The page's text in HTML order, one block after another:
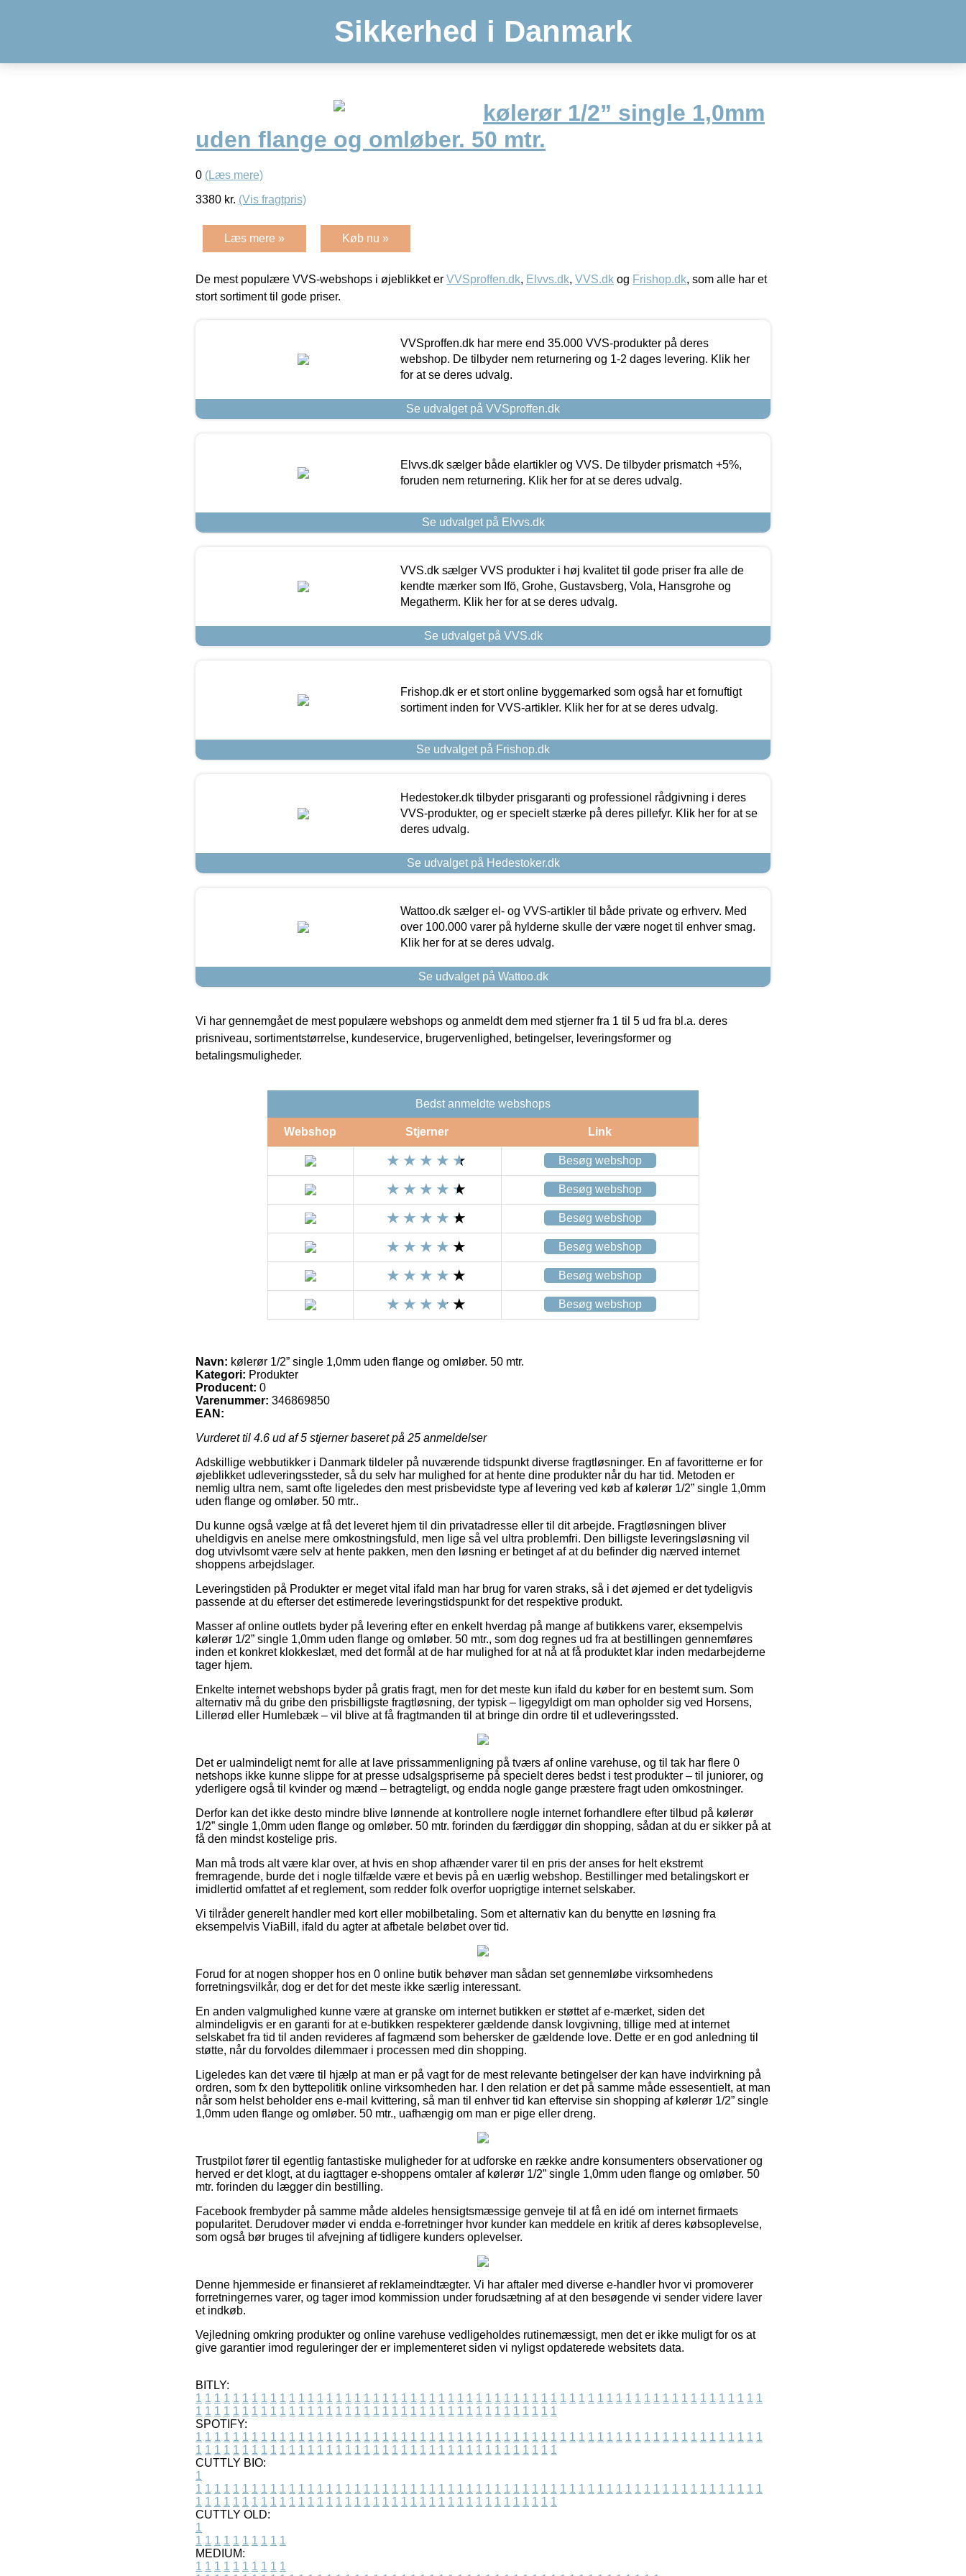
Sikkerhed i Danmark
kølerør 1/2” single 1,0mm
uden flange og omløber. 50 mtr.
0 (Læs mere)
3380 kr. (Vis fragtpris)
Læs mere » Køb nu »
De mest populære VVS-webshops i øjeblikket er VVSproffen.dk, Elvvs.dk, VVS.dk og Frishop.dk, som alle har et
stort sortiment til gode priser.
VVSproffen.dk har mere end 35.000 VVS-produkter på deres
webshop. De tilbyder nem returnering og 1-2 dages levering. Klik her
for at se deres udvalg.
Se udvalget på VVSproffen.dk
Elvvs.dk sælger både elartikler og VVS. De tilbyder prismatch +5%,
foruden nem returnering. Klik her for at se deres udvalg.
Se udvalget på Elvvs.dk
VVS.dk sælger VVS produkter i høj kvalitet til gode priser fra alle de
kendte mærker som Ifö, Grohe, Gustavsberg, Vola, Hansgrohe og
Megatherm. Klik her for at se deres udvalg.
Se udvalget på VVS.dk
Frishop.dk er et stort online byggemarked som også har et fornuftigt
sortiment inden for VVS-artikler. Klik her for at se deres udvalg.
Se udvalget på Frishop.dk
Hedestoker.dk tilbyder prisgaranti og professionel rådgivning i deres
VVS-produkter, og er specielt stærke på deres pillefyr. Klik her for at se
deres udvalg.
Se udvalget på Hedestoker.dk
Wattoo.dk sælger el- og VVS-artikler til både private og erhverv. Med
over 100.000 varer på hylderne skulle der være noget til enhver smag.
Klik her for at se deres udvalg.
Se udvalget på Wattoo.dk
Vi har gennemgået de mest populære webshops og anmeldt dem med stjerner fra 1 til 5 ud fra bl.a. deres
prisniveau, sortimentstørrelse, kundeservice, brugervenlighed, betingelser, leveringsformer og
betalingsmuligheder.
Bedst anmeldte webshops
Webshop Stjerner Link
Besøg webshop
Besøg webshop
Besøg webshop
Besøg webshop
Besøg webshop
Besøg webshop
Navn: kølerør 1/2” single 1,0mm uden flange og omløber. 50 mtr.
Kategori: Produkter
Producent: 0
Varenummer: 346869850
EAN:
Vurderet til 4.6 ud af 5 stjerner baseret på 25 anmeldelser
Adskillige webbutikker i Danmark tildeler på nuværende tidspunkt diverse fragtløsninger. En af favoritterne er for
øjeblikket udleveringssteder, så du selv har mulighed for at hente dine produkter når du har tid. Metoden er
nemlig ultra nem, samt ofte ligeledes den mest prisbevidste type af levering ved køb af kølerør 1/2” single 1,0mm
uden flange og omløber. 50 mtr..
Du kunne også vælge at få det leveret hjem til din privatadresse eller til dit arbejde. Fragtløsningen bliver
uheldigvis en anelse mere omkostningsfuld, men lige så vel ultra problemfri. Den billigste leveringsløsning vil
dog utvivlsomt være selv at hente pakken, men den løsning er betinget af at du befinder dig nærved internet
shoppens arbejdslager.
Leveringstiden på Produkter er meget vital ifald man har brug for varen straks, så i det øjemed er det tydeligvis
passende at du efterser det estimerede leveringstidspunkt for det respektive produkt.
Masser af online outlets byder på levering efter en enkelt hverdag på mange af butikkens varer, eksempelvis
kølerør 1/2” single 1,0mm uden flange og omløber. 50 mtr., som dog regnes ud fra at bestillingen gennemføres
inden et konkret klokkeslæt, med det formål at de har mulighed for at nå at få produktet klar inden medarbejderne
tager hjem.
Enkelte internet webshops byder på gratis fragt, men for det meste kun ifald du køber for en bestemt sum. Som
alternativ må du gribe den prisbilligste fragtløsning, der typisk – ligegyldigt om man opholder sig ved Horsens,
Lillerød eller Humlebæk – vil blive at få fragtmanden til at bringe din ordre til et udleveringssted.
Det er ualmindeligt nemt for alle at lave prissammenligning på tværs af online varehuse, og til tak har flere 0
netshops ikke kunne slippe for at presse udsalgspriserne på specielt deres bedst i test produkter – til juniorer, og
yderligere også til kvinder og mænd – betragteligt, og endda nogle gange præstere fragt uden omkostninger.
Derfor kan det ikke desto mindre blive lønnende at kontrollere nogle internet forhandlere efter tilbud på kølerør
1/2” single 1,0mm uden flange og omløber. 50 mtr. forinden du færdiggør din shopping, sådan at du er sikker på at
få den mindst kostelige pris.
Man må trods alt være klar over, at hvis en shop afhænder varer til en pris der anses for helt ekstremt
fremragende, burde det i nogle tilfælde være et bevis på en uærlig webshop. Bestillinger med betalingskort er
imidlertid omfattet af et reglement, som redder folk overfor uoprigtige internet selskaber.
Vi tilråder generelt handler med kort eller mobilbetaling. Som et alternativ kan du benytte en løsning fra
eksempelvis ViaBill, ifald du agter at afbetale beløbet over tid.
Forud for at nogen shopper hos en 0 online butik behøver man sådan set gennemløbe virksomhedens
forretningsvilkår, dog er det for det meste ikke særlig interessant.
En anden valgmulighed kunne være at granske om internet butikken er støttet af e-mærket, siden det
almindeligvis er en garanti for at e-butikken respekterer gældende dansk lovgivning, tillige med at internet
selskabet fra tid til anden revideres af fagmænd som behersker de gældende love. Dette er en god anledning til
støtte, når du forvoldes dilemmaer i processen med din shopping.
Ligeledes kan det være til hjælp at man er på vagt for de mest relevante betingelser der kan have indvirkning på
ordren, som fx den byttepolitik online virksomheden har. I den relation er det på samme måde essesentielt, at man
når som helst beholder ens e-mail kvittering, så man til enhver tid kan eftervise sin shopping af kølerør 1/2” single
1,0mm uden flange og omløber. 50 mtr., uafhængig om man er pige eller dreng.
Trustpilot fører til egentlig fantastiske muligheder for at udforske en række andre konsumenters observationer og
herved er det klogt, at du iagttager e-shoppens omtaler af kølerør 1/2” single 1,0mm uden flange og omløber. 50
mtr. forinden du lægger din bestilling.
Facebook frembyder på samme måde aldeles hensigtsmæssige genveje til at få en idé om internet firmaets
popularitet. Derudover møder vi endda e-forretninger hvor kunder kan meddele en kritik af deres købsoplevelse,
som også bør bruges til afvejning af tidligere kunders oplevelser.
Denne hjemmeside er finansieret af reklameindtægter. Vi har aftaler med diverse e-handler hvor vi promoverer
forretningernes varer, og tager imod kommission under forudsætning af at den besøgende vi sender videre laver
et indkøb.
Vejledning omkring produkter og online varehuse vedligeholdes rutinemæssigt, men det er ikke muligt for os at
give garantier imod reguleringer der er implementeret siden vi nyligst opdaterede websitets data.
BITLY:
1 1 1 1 1 1 1 1 1 1 1 1 1 1 1 1 1 1 1 1 1 1 1 1 1 1 1 1 1 1 1 1 1 1 1 1 1 1 1 1 1 1 1 1 1 1 1 1 1 1 1 1 1 1 1 1 1 1 1 1 1
1 1 1 1 1 1 1 1 1 1 1 1 1 1 1 1 1 1 1 1 1 1 1 1 1 1 1 1 1 1 1 1 1 1 1 1 1 1 1
SPOTIFY:
1 1 1 1 1 1 1 1 1 1 1 1 1 1 1 1 1 1 1 1 1 1 1 1 1 1 1 1 1 1 1 1 1 1 1 1 1 1 1 1 1 1 1 1 1 1 1 1 1 1 1 1 1 1 1 1 1 1 1 1 1
1 1 1 1 1 1 1 1 1 1 1 1 1 1 1 1 1 1 1 1 1 1 1 1 1 1 1 1 1 1 1 1 1 1 1 1 1 1 1
CUTTLY BIO:
1
1 1 1 1 1 1 1 1 1 1 1 1 1 1 1 1 1 1 1 1 1 1 1 1 1 1 1 1 1 1 1 1 1 1 1 1 1 1 1 1 1 1 1 1 1 1 1 1 1 1 1 1 1 1 1 1 1 1 1 1 1
1 1 1 1 1 1 1 1 1 1 1 1 1 1 1 1 1 1 1 1 1 1 1 1 1 1 1 1 1 1 1 1 1 1 1 1 1 1 1
CUTTLY OLD:
1
1 1 1 1 1 1 1 1 1 1
MEDIUM:
1 1 1 1 1 1 1 1 1 1